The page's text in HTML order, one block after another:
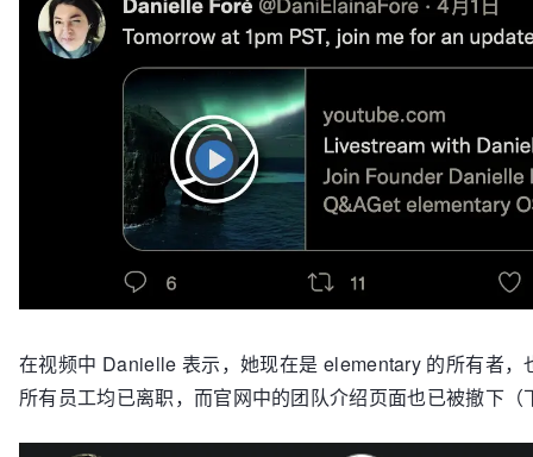
在视频中 Danielle 表示，她现在是 elementary 的所有者，
所有员工均已离职，而官网中的团队介绍页面也已被撤下（